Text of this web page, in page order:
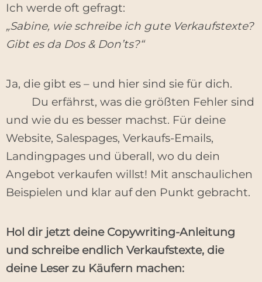
Ich werde oft gefragt:
„Sabine, wie schreibe ich gute Verkaufstexte?
Gibt es da Dos & Don’ts?“
Ja, die gibt es – und hier sind sie für dich.
Du erfährst, was die größten Fehler sind
und wie du es besser machst. Für deine
Website, Salespages, Verkaufs-Emails,
Landingpages und überall, wo du dein
Angebot verkaufen willst! Mit anschaulichen
Beispielen und klar auf den Punkt gebracht.
Hol dir jetzt deine Copywriting-Anleitung
und schreibe endlich Verkaufstexte, die
deine Leser zu Käufern machen: